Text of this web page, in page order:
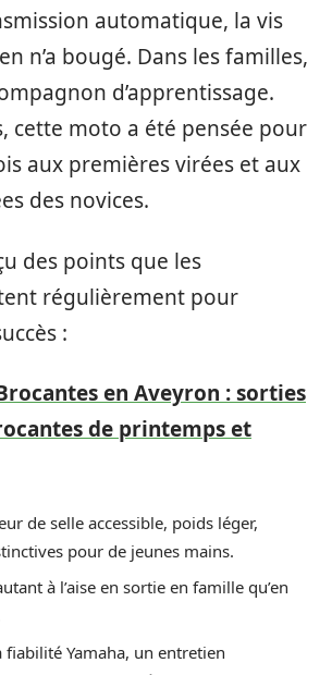
automatique, la vis
n’a bougé. Dans les familles,
d’apprentissage.
cette moto a été pensée pour
aux premières virées et aux
des novices.
des points que les
régulièrement pour
:
en Aveyron : sorties
de printemps et
de selle accessible, poids léger,
pour de jeunes mains.
à l’aise en sortie en famille qu’en
fiabilité Yamaha, un entretien